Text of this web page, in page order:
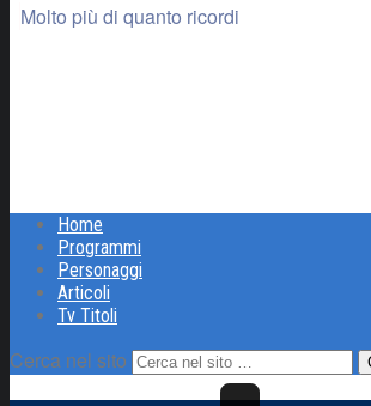
Molto più di quanto ricordi
Home
Programmi
Personaggi
Articoli
Tv Titoli
Cerca nel sito